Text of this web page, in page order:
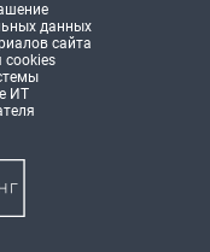
данных
сайта
cookies
ИТ